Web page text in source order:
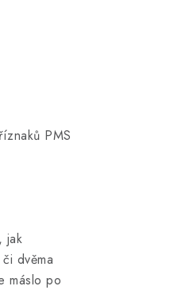
PMS
jak
dvěma
máslo po